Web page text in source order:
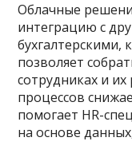
Облачные
интеграцию с
позволяет
сотрудниках и
процессов
помогает HR-
на основе